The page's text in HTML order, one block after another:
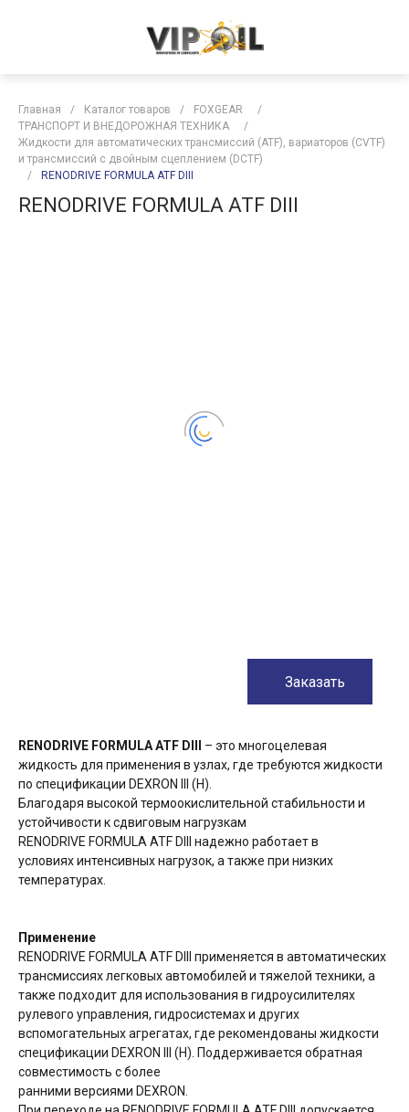
Главная / Каталог товаров / FOXGEAR
/
ТРАНСПОРТ И ВНЕДОРОЖНАЯ ТЕХНИКА
/
Жидкости для автоматических трансмиссий (ATF), вариаторов (CVTF)
и трансмиссий с двойным сцеплением (DCTF)
/
RENODRIVE FORMULA ATF DIII
RENODRIVE FORMULA ATF DIII
Заказать
RENODRIVE FORMULA ATF DIII
– это многоцелевая
жидкость для применения в узлах, где требуются жидкости
по спецификации DEXRON III (H).
Благодаря высокой термоокислительной стабильности и
устойчивости к сдвиговым нагрузкам
RENODRIVE FORMULA ATF DIII надежно работает в
условиях интенсивных нагрузок, а также при низких
температурах.
Применение
RENODRIVE FORMULA ATF DIII применяется в автоматических
трансмиссиях легковых автомобилей и тяжелой техники, а
также подходит для использования в гидроусилителях
рулевого управления, гидросистемах и других
вспомогательных агрегатах, где рекомендованы жидкости
спецификации DEXRON III (H). Поддерживается обратная
совместимость с более
ранними версиями DEXRON.